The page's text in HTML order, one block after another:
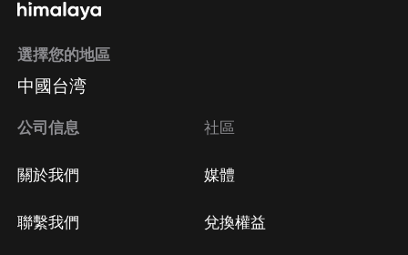
方法 Google Play取消訂閱方法
選擇您的地區
中國台湾
公司信息
關於我們
聯繫我們
社區
媒體
兌換權益